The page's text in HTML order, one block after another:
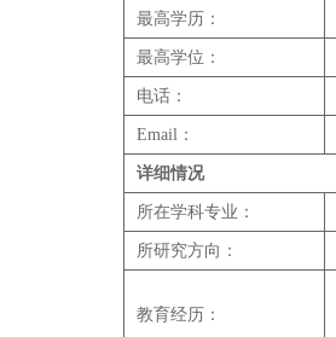
最高学历：
最高学位：
电话：
Email：
详细情况
所在学科专业：
所研究方向：
教育经历：